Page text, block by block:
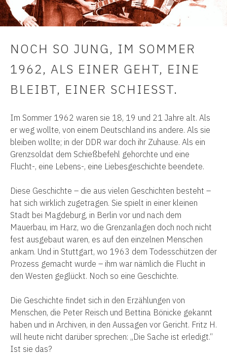
NOCH SO JUNG, IM SOMMER
1962, ALS EINER GEHT, EINE
BLEIBT, EINER SCHIESST.
Im Sommer 1962 waren sie 18, 19 und 21 Jahre alt. Als
er weg wollte, von einem Deutschland ins andere. Als sie
bleiben wollte; in der DDR war doch ihr Zuhause. Als ein
Grenzsoldat dem Schießbefehl gehorchte und eine
Flucht-, eine Lebens-, eine Liebesgeschichte beendete.
Diese Geschichte – die aus vielen Geschichten besteht –
hat sich wirklich zugetragen. Sie spielt in einer kleinen
Stadt bei Magdeburg, in Berlin vor und nach dem
Mauerbau, im Harz, wo die Grenzanlagen doch noch nicht
fest ausgebaut waren, es auf den einzelnen Menschen
ankam. Und in Stuttgart, wo 1963 dem Todesschützen der
Prozess gemacht wurde – ihm war nämlich die Flucht in
den Westen geglückt. Noch so eine Geschichte.
Die Geschichte findet sich in den Erzählungen von
Menschen, die Peter Reisch und Bettina Bönicke gekannt
haben und in Archiven, in den Aussagen vor Gericht. Fritz H.
will heute nicht darüber sprechen: „Die Sache ist erledigt.“
Ist sie das?